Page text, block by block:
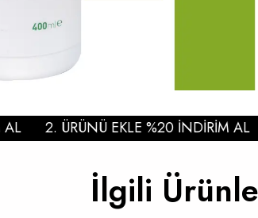
2. ÜRÜNÜ EKLE %20 İNDİRİM AL
İlgili